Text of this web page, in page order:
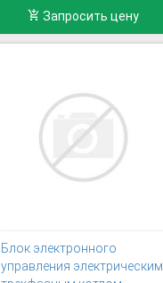
Запросить цену
Блок электронного
управления электрическим